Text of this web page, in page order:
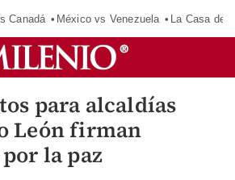
Canadá México vs Venezuela La Casa de
para alcaldías
León firman
la paz